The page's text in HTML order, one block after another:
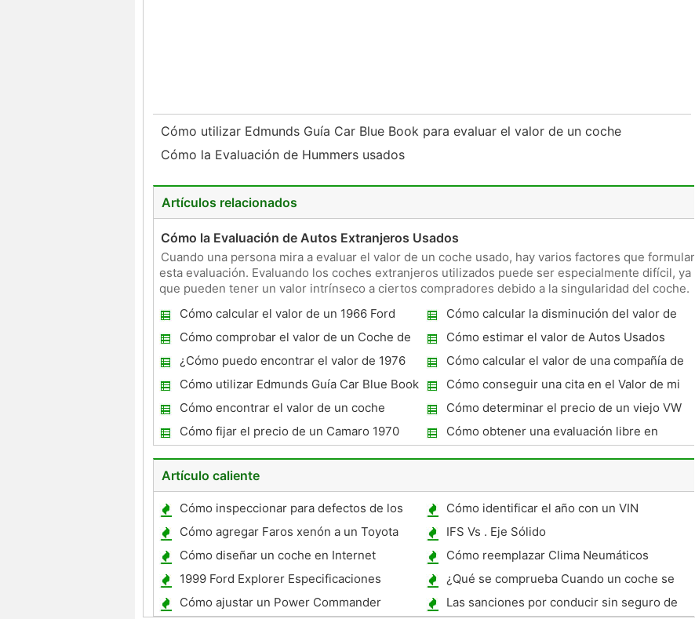
Cómo utilizar Edmunds Guía Car Blue Book para evaluar el valor de un coche
Cómo la Evaluación de Hummers usados ​​
Artículos relacionados
Cómo la Evaluación de Autos Extranjeros Usados ​​
Cuando una persona mira a evaluar el valor de un coche usado, hay varios factores que formulan
esta evaluación. Evaluando los coches extranjeros utilizados puede ser especialmente difícil, ya
que pueden tener un valor intrínseco a ciertos compradores debido a la singularidad del coche.
Cómo calcular el valor de un 1966 Ford
Mustang
Cómo calcular la disminución del valor de
un coche destrozado
Cómo comprobar el valor de un Coche de
Salvamento Utilizar el Título
Cómo estimar el valor de Autos Usados ​​
¿Cómo puedo encontrar el valor de 1976
Porsche?
Cómo calcular el valor de una compañía de
automóviles
Cómo utilizar Edmunds Guía Car Blue Book
para evaluar el valor de un coche
Cómo conseguir una cita en el Valor de mi
coche
Cómo encontrar el valor de un coche
Cómo determinar el precio de un viejo VW
Escarabajo
Cómo fijar el precio de un Camaro 1970
Cómo obtener una evaluación libre en
Carmax
Artículo caliente
Cómo inspeccionar para defectos de los
neumáticos en un Toyota Corolla
Cómo identificar el año con un VIN
Cómo agregar Faros xenón a un Toyota
Camry Hybrid 2008
IFS Vs . Eje Sólido
Cómo diseñar un coche en Internet
Cómo reemplazar Clima Neumáticos
agrietados
1999 Ford Explorer Especificaciones
¿Qué se comprueba Cuando un coche se
sobrecalienta
Cómo ajustar un Power Commander
Las sanciones por conducir sin seguro de